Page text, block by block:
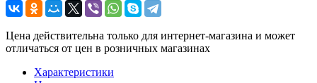
Цена действительна только для интернет-магазина и может
отличаться от цен в розничных магазинах
Характеристики